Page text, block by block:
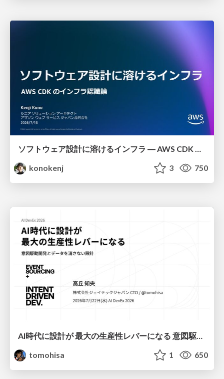
ソフトウェア設計に溶けるインフラ ― AWS CDK のインフラ認識論
konokenj
3 750
tomohisa
1 650